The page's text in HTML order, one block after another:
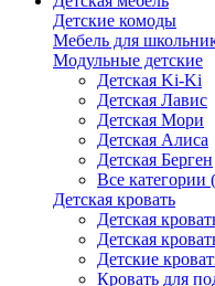
Детские комоды
Мебель для
Модульные детские
Детская Ki-Ki
Детская Лавис
Детская Мори
Детская Алиса
Детская Берген
Все категории
Детская кровать
Детская
Детская
Детские
Кровать для